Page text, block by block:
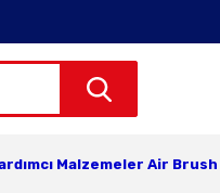
Malzemeler Air Brush